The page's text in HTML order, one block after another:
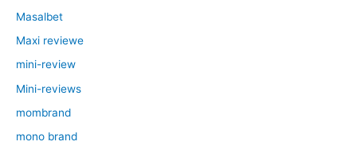
Masalbet
Maxi reviewe
mini-review
Mini-reviews
mombrand
mono brand